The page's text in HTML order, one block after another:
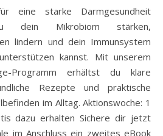
dein Mikrobiom stärken,
lindern und dein Immunsystem
kannst. Mit unserem
Programm erhältst du klare
Rezepte und praktische
im Alltag. Aktionswoche: 1
dazu erhalten Sichere dir jetzt
im Anschluss ein zweites eBook